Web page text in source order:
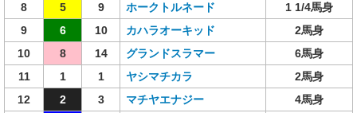
8
5 9 ホークトルネード
1 1/4馬身
9
6 10 カハラオーキッド
2馬身
10
8 14 グランドスラマー
6馬身
11
1 1 ヤシマチカラ
2馬身
12
2 3 マチヤエナジー
4馬身